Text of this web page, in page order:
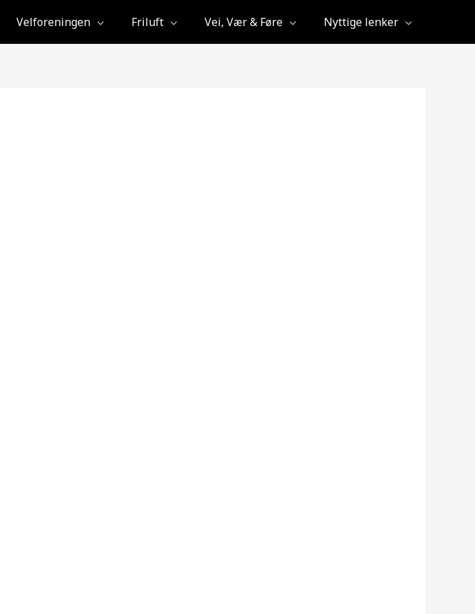
Velforeningen Friluft Vei, Vær & Føre Nyttige lenker